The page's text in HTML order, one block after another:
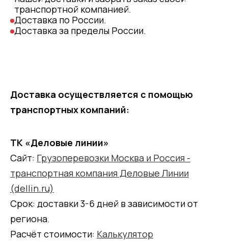
транспортной компанией.
Доставка по России.
Доставка за пределы России.
Доставка осуществляется с помощью
транспортных компаний:
ТК «Деловые линии»
Сайт: Грузоперевозки Москва и Россия -
транспортная компания Деловые Линии
(dellin.ru)
Срок: доставки 3-6 дней в зависимости от
региона.
Расчёт стоимости: Калькулятор